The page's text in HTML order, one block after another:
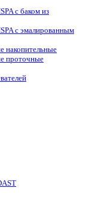
с баком из
с эмалированным
накопительные
проточные